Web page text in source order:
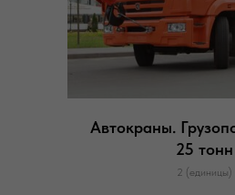
Автокраны.
25 тонн
2 (единицы)